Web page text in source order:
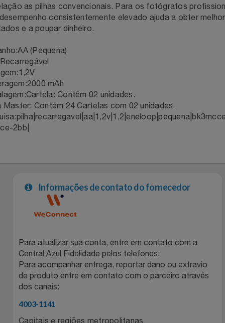
Perfumaria
Perfume
Perfumes
Pet
Relógios
Utilidades Industriais
Vestuário
Portal Das Malas
Porto Brasil
Renner
Safe – Escola De Aviação
Stanley Pmi
Top Store
Tramontina
Três Corações
Weconnect
as pilhas convencionais. Para os fotógrafos
consistentemente elevado ajuda a obter
e a poupar dinheiro.
(Pequena)
mAh
Contém 02 unidades.
Master: Contém 24 Cartelas com 02 unidades.
2bb|
Informações de contato do fornecedor
Para atualizar sua conta, entre em contato com a
Central Azul Fidelidade pelos telefones:
Para acompanhar entrega, reportar dano ou extravio
de produto entre em contato com o parceiro através
dos canais:
4003-1141
Capitais e regiões metropolitanas